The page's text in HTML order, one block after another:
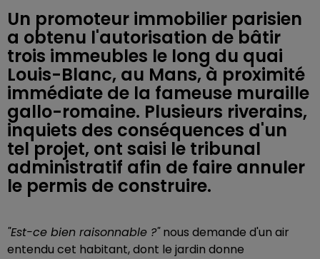
Un promoteur immobilier parisien
a obtenu l'autorisation de bâtir
trois immeubles le long du quai
Louis-Blanc, au Mans, à proximité
immédiate de la fameuse muraille
gallo-romaine. Plusieurs riverains,
inquiets des conséquences d'un
tel projet, ont saisi le tribunal
administratif afin de faire annuler
le permis de construire.
"Est-ce bien raisonnable ?"nous demande d'un air
entendu cet habitant, dont le jardin donne